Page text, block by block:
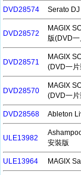
DVD28574 Serato
DVD28572
MAGIX
版(DVD
DVD28571
MAGIX
(DVD一
DVD28570
MAGIX
(DVD一
DVD28568 Ableton
ULE13982
安裝版
ULE13964 MAGIX